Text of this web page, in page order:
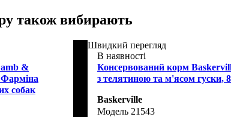
також вибирають
&
собак
2,5 кг
Швидкий перегляд
В наявності
Консервований корм
з телятиною та м'ясом гуски,
Baskerville
21543